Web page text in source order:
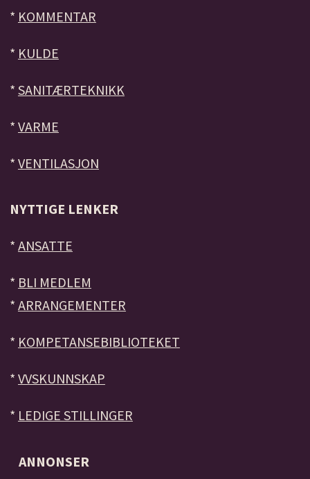
* KOMMENTAR
* KULDE
* SANITÆRTEKNIKK
* VARME
* VENTILASJON
NYTTIGE LENKER
* ANSATTE
* BLI MEDLEM
* ARRANGEMENTER
* KOMPETANSEBIBLIOTEKET
* VVSKUNNSKAP
* LEDIGE STILLINGER
ANNONSER